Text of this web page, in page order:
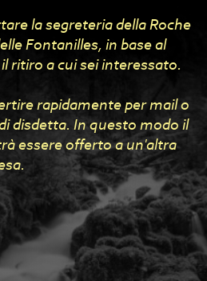
la segreteria della Roche
Fontanilles, in base al
ritiro a cui sei interessato.
rapidamente per mail o
disdetta. In questo modo il
essere offerto a un'altra